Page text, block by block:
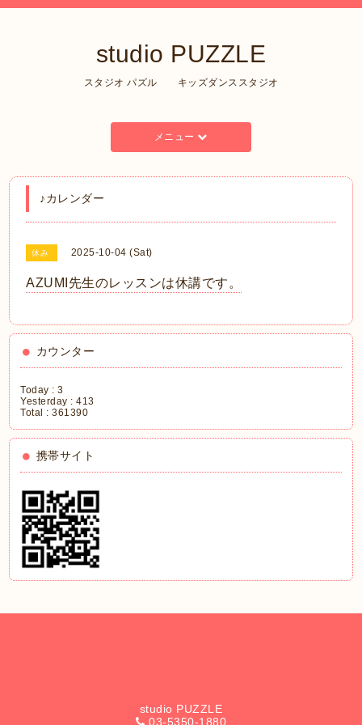
studio PUZZLE
スタジオ パズル キッズダンススタジオ
メニュー
♪カレンダー
休み 2025-10-04 (Sat)
AZUMI先生のレッスンは休講です。
カウンター
Today :3
Yesterday :413
Total :361390
携帯サイト
studio PUZZLE
03-5350-1880